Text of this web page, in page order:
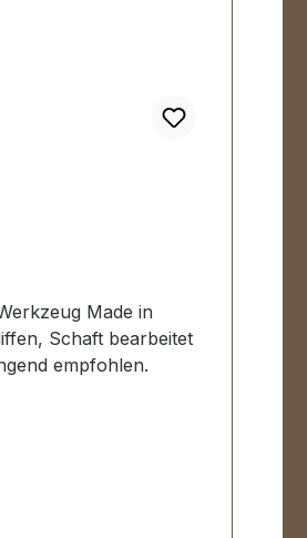
Made in
Schaft bearbeitet
empfohlen.